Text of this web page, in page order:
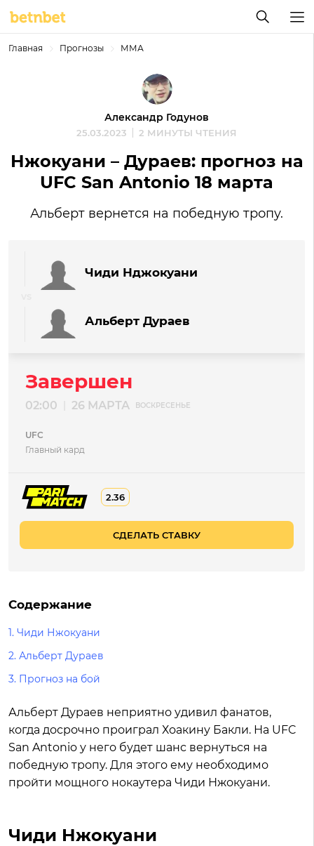
Главная Прогнозы ММА
Александр Годунов
25.03.2023 2 МИНУТЫ ЧТЕНИЯ
Нжокуани – Дураев: прогноз на
UFC San Antonio 18 марта
Альберт вернется на победную тропу.
Чиди Нджокуани
Альберт Дураев
Завершен
02:00 26 МАРТА ВОСКРЕСЕНЬЕ
UFC
Главный кард
2.36
СДЕЛАТЬ СТАВКУ
Содержание
1. Чиди Нжокуани
2. Альберт Дураев
3. Прогноз на бой
Альберт Дураев неприятно удивил фанатов,
когда досрочно проиграл Хоакину Бакли. На UFC
San Antonio у него будет шанс вернуться на
победную тропу. Для этого ему необходимо
пройти мощного нокаутера Чиди Нжокуани.
Чиди Нжокуани